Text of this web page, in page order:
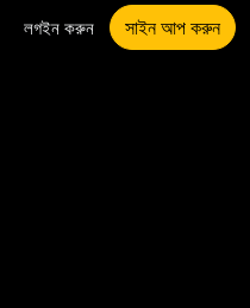
লগইন করুন সাইন আপ করুন